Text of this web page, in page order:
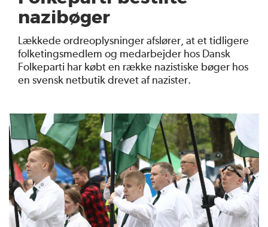
nazibøger
Lækkede ordreoplysninger afslører, at et tidligere
folketingsmedlem og medarbejder hos Dansk
Folkeparti har købt en række nazistiske bøger hos
en svensk netbutik drevet af nazister.